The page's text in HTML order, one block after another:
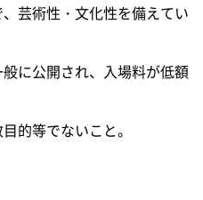
芸術性・文化性を備えてい
に公開され、入場料が低額
的等でないこと。